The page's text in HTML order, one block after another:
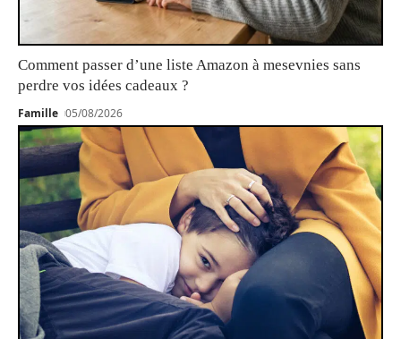
Comment passer d’une liste Amazon à mesevnies sans
perdre vos idées cadeaux ?
Famille 05/08/2026